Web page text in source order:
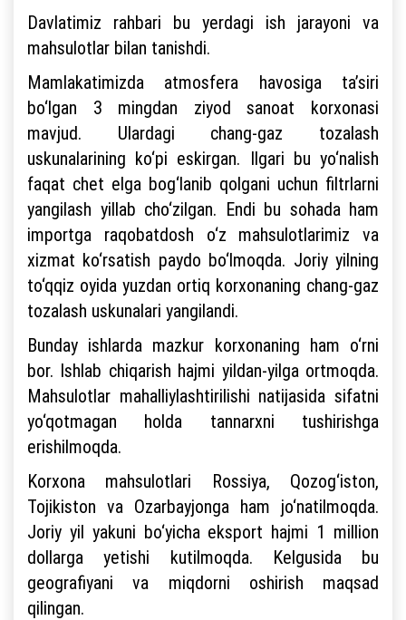
Davlatimiz rahbari bu yerdagi ish jarayoni va
mahsulotlar bilan tanishdi.
Mamlakatimizda atmosfera havosiga ta’siri
bo‘lgan 3 mingdan ziyod sanoat korxonasi
mavjud. Ulardagi chang-gaz tozalash
uskunalarining ko‘pi eskirgan. Ilgari bu yo‘nalish
faqat chet elga bog‘lanib qolgani uchun filtrlarni
yangilash yillab cho‘zilgan. Endi bu sohada ham
importga raqobatdosh o‘z mahsulotlarimiz va
xizmat ko‘rsatish paydo bo‘lmoqda. Joriy yilning
to‘qqiz oyida yuzdan ortiq korxonaning chang-gaz
tozalash uskunalari yangilandi.
Bunday ishlarda mazkur korxonaning ham o‘rni
bor. Ishlab chiqarish hajmi yildan-yilga ortmoqda.
Mahsulotlar mahalliylashtirilishi natijasida sifatni
yo‘qotmagan holda tannarxni tushirishga
erishilmoqda.
Korxona mahsulotlari Rossiya, Qozog‘iston,
Tojikiston va Ozarbayjonga ham jo‘natilmoqda.
Joriy yil yakuni bo‘yicha eksport hajmi 1 million
dollarga yetishi kutilmoqda. Kelgusida bu
geografiyani va miqdorni oshirish maqsad
qilingan.